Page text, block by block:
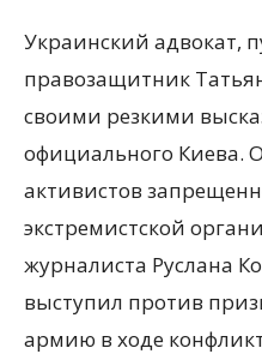
Украинский адвокат,
правозащитник
своими резкими
официального Киева.
активистов
экстремистской
журналиста Руслана
выступил против
армию в ходе